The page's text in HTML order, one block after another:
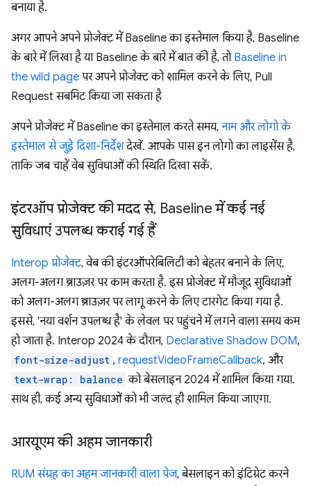
बनाया है.
अगर आपने अपने प्रोजेक्ट में Baseline का इस्तेमाल किया है, Baseline
के बारे में लिखा है या Baseline के बारे में बात की है, तो Baseline in
the wild page पर अपने प्रोजेक्ट को शामिल करने के लिए, Pull
Request सबमिट किया जा सकता है
अपने प्रोजेक्ट में Baseline का इस्तेमाल करते समय, नाम और लोगो के
इस्तेमाल से जुड़े दिशा-निर्देशदेखें. आपके पास इन लोगो का लाइसेंस है,
ताकि जब चाहें वेब सुविधाओं की स्थिति दिखा सकें.
इंटरऑप प्रोजेक्ट की मदद से, Baseline में कई नई
सुविधाएं उपलब्ध कराई गई हैं
Interop प्रोजेक्ट, वेब की इंटरऑपरेबिलिटी को बेहतर बनाने के लिए,
अलग-अलग ब्राउज़र पर काम करता है. इस प्रोजेक्ट में मौजूद सुविधाओं
को अलग-अलग ब्राउज़र पर लागू करने के लिए टारगेट किया गया है.
इससे, 'नया वर्शन उपलब्ध है' के लेवल पर पहुंचने में लगने वाला समय कम
हो जाता है. Interop 2024 के दौरान, Declarative Shadow DOM,
font-size-adjust , requestVideoFrameCallback, और
text-wrap: balance को बेसलाइन 2024 में शामिल किया गया.
साथ ही, कई अन्य सुविधाओं को भी जल्द ही शामिल किया जाएगा.
आरयूएम की अहम जानकारी
RUM संग्रह का अहम जानकारी वाला पेज, बेसलाइन को इंटिग्रेट करने